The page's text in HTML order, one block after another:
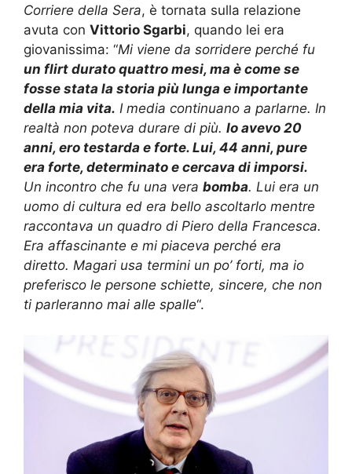
Corriere della Sera, è tornata sulla relazione
avuta con Vittorio Sgarbi, quando lei era
giovanissima: “Mi viene da sorridere perché fu
un flirt durato quattro mesi, ma è come se
fosse stata la storia più lunga e importante
della mia vita. I media continuano a parlarne. In
realtà non poteva durare di più. Io avevo 20
anni, ero testarda e forte. Lui, 44 anni, pure
era forte, determinato e cercava di imporsi.
Un incontro che fu una vera bomba. Lui era un
uomo di cultura ed era bello ascoltarlo mentre
raccontava un quadro di Piero della Francesca.
Era affascinante e mi piaceva perché era
diretto. Magari usa termini un po’ forti, ma io
preferisco le persone schiette, sincere, che non
ti parleranno mai alle spalle“.